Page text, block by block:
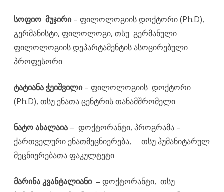
სოფიო მუჯირი– ფილოლოგიის დოქტორი (Ph.D),
გერმანისტი, ფილოლოგი, თსუ გერმანული
ფილოლოგიის დეპარტამენტის ასოცირებული
პროფესორი
ტატიანა ჭეიშვილი– ფილოლოგიის დოქტორი
(Ph.D), თსუ ენათა ცენტრის თანამშრომელი
ნატო ახალაია – დოქტორანტი, პროგრამა –
ქართველური ენათმეცნიერება, თსუ ჰუმანიტარულ
მეცნიერებათა ფაკულტეტი
მარინა კვანტალიანი – დოქტორანტი, თსუ